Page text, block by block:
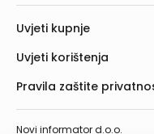
Novi informator d.o.o.
Uvjeti kupnje
Uvjeti korištenja
Pravila zaštite